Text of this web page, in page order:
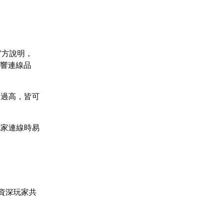
說明，
連線品
高，皆可
連線時易
深玩家共